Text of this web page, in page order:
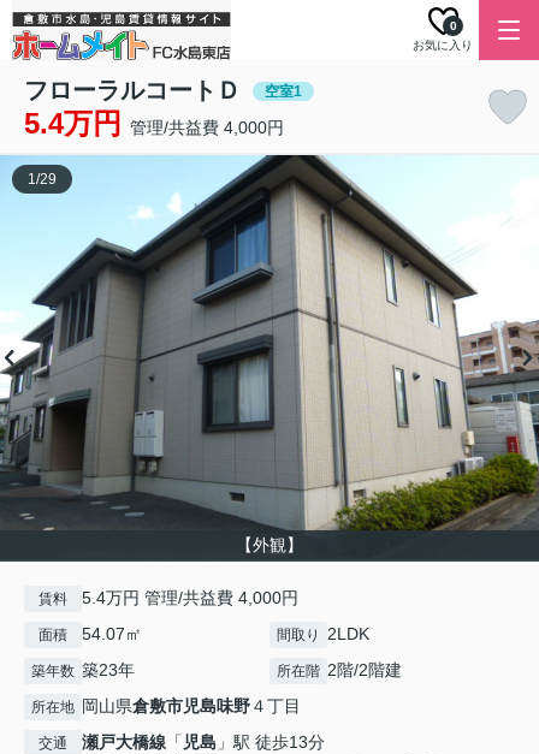
お気に入り
0
フローラルコートＤ 空室1
5.4万円 管理/共益費 4,000円
【外観】
1/29
賃料 5.4万円 管理/共益費 4,000円
面積 54.07㎡ 間取り 2LDK
築年数 築23年 所在階 2階/2階建
所在地 岡山県倉敷市児島味野４丁目
交通 瀬戸大橋線 「 児島 」駅 徒歩13分